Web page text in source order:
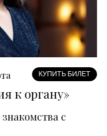
КУПИТЬ БИЛЕТ
к органу»
с